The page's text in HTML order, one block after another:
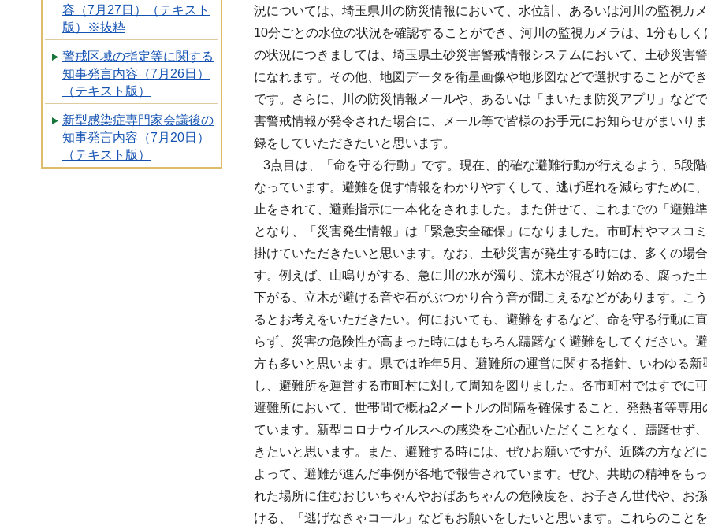
容（7月27日）（テキスト
版）※抜粋
警戒区域の指定等に関する
知事発言内容（7月26日）
（テキスト版）
新型感染症専門家会議後の
知事発言内容（7月20日）
（テキスト版）
況については、埼玉県川の防災情報において、水位計、あるいは河川の監視カ
10分ごとの水位の状況を確認することができ、河川の監視カメラは、1分もし
の状況につきましては、埼玉県土砂災害警戒情報システムにおいて、土砂災害
になれます。その他、地図データを衛星画像や地形図などで選択することがで
です。さらに、川の防災情報メールや、あるいは「まいたま防災アプリ」など
害警戒情報が発令された場合に、メール等で皆様のお手元にお知らせがまいり
録をしていただきたいと思います。
3点目は、「命を守る行動」です。現在、的確な避難行動が行えるよう、5段
なっています。避難を促す情報をわかりやすくして、逃げ遅れを減らすために
止をされて、避難指示に一本化をされました。また併せて、これまでの「避難
となり、「災害発生情報」は「緊急安全確保」になりました。市町村やマスコ
掛けていただきたいと思います。なお、土砂災害が発生する時には、多くの場
す。例えば、山鳴りがする、急に川の水が濁り、流木が混ざり始める、腐った
下がる、立木が避ける音や石がぶつかり合う音が聞こえるなどがあります。こ
るとお考えをいただきたい。何においても、避難をするなど、命を守る行動に
らず、災害の危険性が高まった時にはもちろん躊躇なく避難をしてください。
方も多いと思います。県では昨年5月、避難所の運営に関する指針、いわゆる
し、避難所を運営する市町村に対して周知を図りました。各市町村ではすでに
避難所において、世帯間で概ね2メートルの間隔を確保すること、発熱者等専
ています。新型コロナウイルスへの感染をご心配いただくことなく、躊躇せず
きたいと思います。また、避難する時には、ぜひお願いですが、近隣の方など
よって、避難が進んだ事例が各地で報告されています。ぜひ、共助の精神をも
れた場所に住むおじいちゃんやおばあちゃんの危険度を、お子さん世代や、お
ける、「逃げなきゃコール」などもお願いをしたいと思います。これらのこと